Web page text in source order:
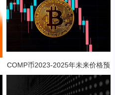
COMP币2023-2025年未来价格预
测 对长线持有是否值得？